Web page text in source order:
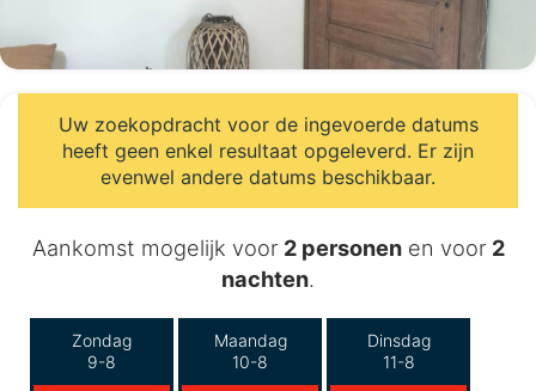
Uw zoekopdracht voor de ingevoerde datums
heeft geen enkel resultaat opgeleverd. Er zijn
evenwel andere datums beschikbaar.
Aankomst mogelijk voor 2 personenen voor 2
nachten.
Zondag
9-8
Maandag
10-8
Dinsdag
11-8